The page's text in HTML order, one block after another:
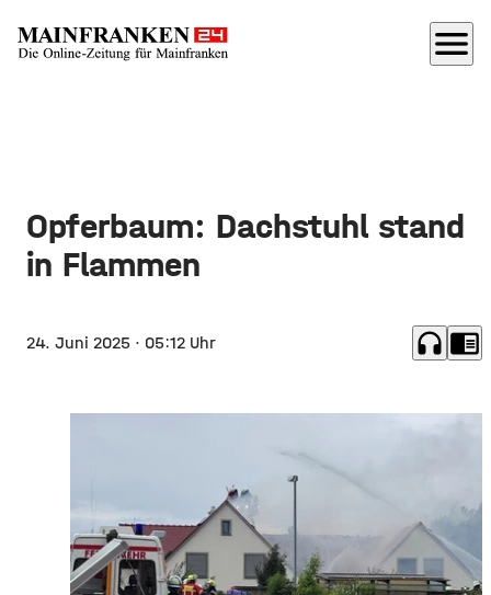
menu
Opferbaum: Dachstuhl stand
in Flammen
24. Juni 2025 · 05:12 Uhr headphones chrome_reader_mode